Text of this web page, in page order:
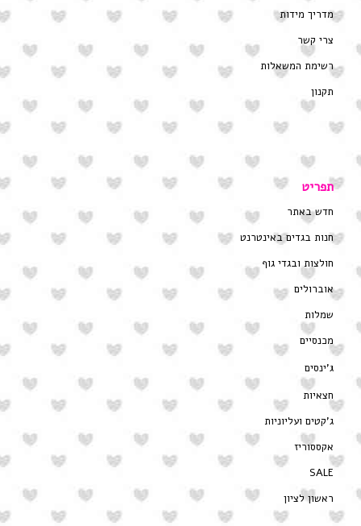
מדריך מידות
צרי קשר
רשימת המשאלות
תקנון
תפריט
חדש באתר
חנות בגדים באינטרנט
חולצות ובגדי גוף
אוברולים
שמלות
מכנסיים
ג’ינסים
חצאיות
ג’קטים ועליוניות
אקססוריז
SALE
ראשון לציון